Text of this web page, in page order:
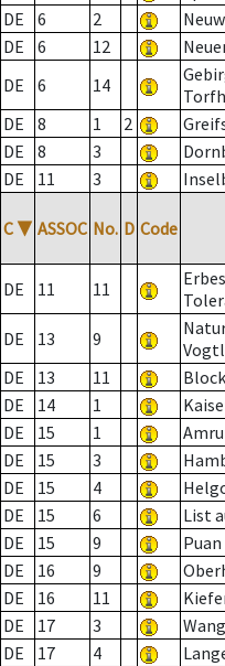
DE
6 2
DE
6 12
DE
6 14
DE
8 1 2
DE
8 3
DE
11 3
C ▼ ASSOC No. D Code
DE 11 11
DE 13 9
DE
13 11
DE
14 1
DE
15 1
DE
15 3
DE
15 4
DE
15 6 List
DE
15 9
DE
16 9
DE
16 11
DE
17 3
DE
17 4